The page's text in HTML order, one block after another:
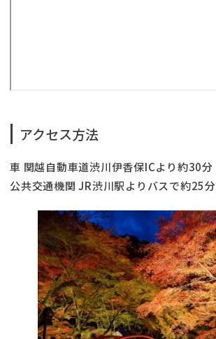
アクセス方法
車 関越自動車道渋川伊香保ICより約30分
公共交通機関 JR渋川駅よりバスで約25分